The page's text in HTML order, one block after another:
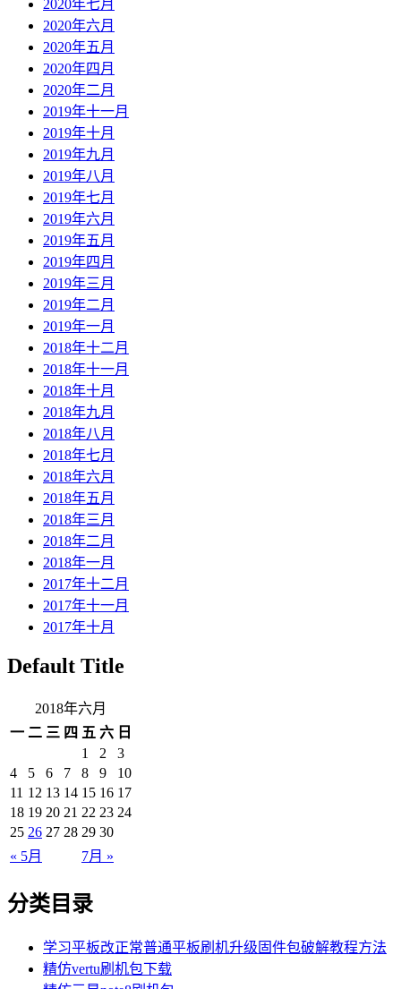
2020年七月
2020年六月
2020年五月
2020年四月
2020年二月
2019年十一月
2019年十月
2019年九月
2019年八月
2019年七月
2019年六月
2019年五月
2019年四月
2019年三月
2019年二月
2019年一月
2018年十二月
2018年十一月
2018年十月
2018年九月
2018年八月
2018年七月
2018年六月
2018年五月
2018年三月
2018年二月
2018年一月
2017年十二月
2017年十一月
2017年十月
Default Title
2018年六月
一 二 三 四 五 六 日
« 5月 7月 »
1 2
3
4
5 6 7 8 9
10
11 12 13 14 15 16 17
18 19 20 21 22 23 24
25 26 27 28 29 30
分类目录
学习平板改正常普通平板刷机升级固件包破解教程方法
精仿vertu刷机包下载